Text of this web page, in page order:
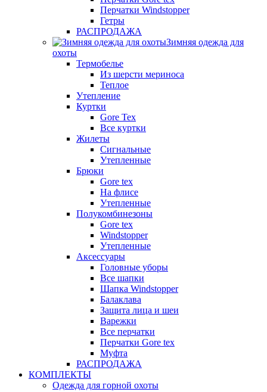
Перчатки Windstopper
Гетры
РАСПРОДАЖА
Зимняя одежда для
охоты
Термобелье
Из шерсти мериноса
Теплое
Утепление
Куртки
Gore Tex
Все куртки
Жилеты
Сигнальные
Утепленные
Брюки
Gore tex
На флисе
Утепленные
Полукомбинезоны
Gore tex
Windstopper
Утепленные
Аксессуары
Головные уборы
Все шапки
Шапка Windstopper
Балаклава
Защита лица и шеи
Варежки
Все перчатки
Перчатки Gore tex
Муфта
РАСПРОДАЖА
КОМПЛЕКТЫ
Одежда для горной охоты